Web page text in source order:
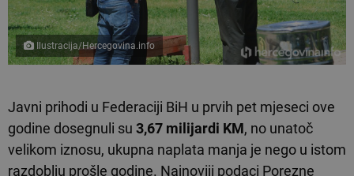
Ilustracija/Hercegovina.info
Javni prihodi u Federaciji BiH u prvih pet mjeseci ove
godine dosegnuli su 3,67 milijardi KM, no unatoč
velikom iznosu, ukupna naplata manja je nego u istom
razdoblju prošle godine. Najnoviji podaci Porezne